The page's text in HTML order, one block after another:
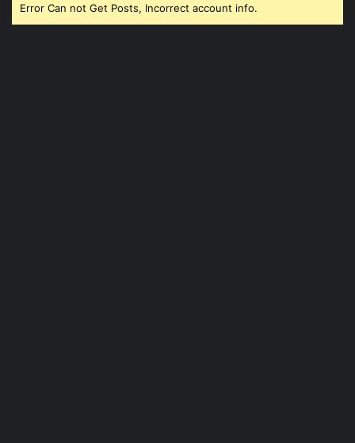
Error Can not Get Posts, Incorrect account info.